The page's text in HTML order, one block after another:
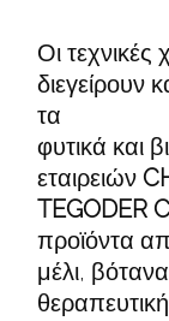
Οι τεχνικές
διεγείρουν
τα
φυτικά και
εταιρειών
TEGODER
προϊόντα
μέλι,